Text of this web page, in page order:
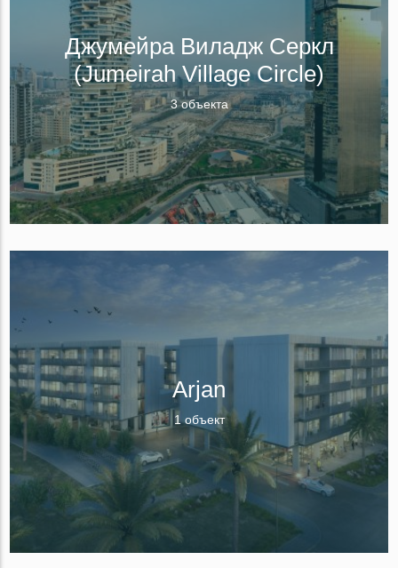
Джумейра Виладж Серкл
(Jumeirah Village Circle)
3 объекта
Arjan
1 объект